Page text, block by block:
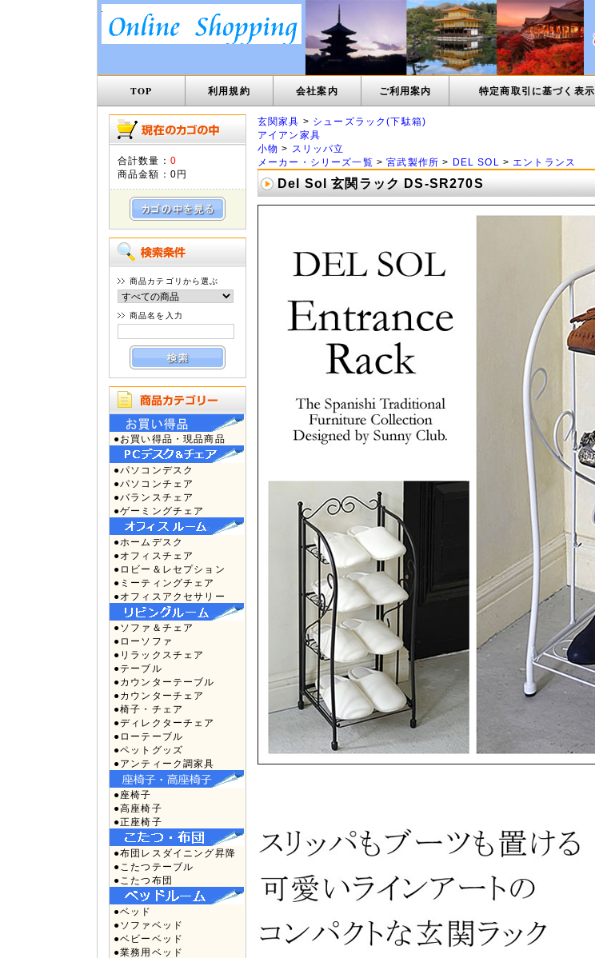
TOP 利用規約 会社案内 ご利用案内 特定商取引に基づく表示
合計数量： 0
商品金額： 0円
商品カテゴリから選ぶ
商品名を入力
●お買い得品・現品商品
●パソコンデスク
●パソコンチェア
●バランスチェア
●ゲーミングチェア
●ホームデスク
●オフィスチェア
●ロビー＆レセプション
●ミーティングチェア
●オフィスアクセサリー
●ソファ＆チェア
●ローソファ
●リラックスチェア
●テーブル
●カウンターテーブル
●カウンターチェア
●椅子・チェア
●ディレクターチェア
●ローテーブル
●ペットグッズ
●アンティーク調家具
●座椅子
●高座椅子
●正座椅子
●布団レスダイニング昇降
●こたつテーブル
●こたつ布団
●ベッド
●ソファベッド
●ベビーベッド
●業務用ベッド
玄関家具 > シューズラック(下駄箱)
アイアン家具
小物 >
スリッパ立
メーカー・シリーズ一覧 >宮武製作所 > DEL SOL > エントランス
Del Sol 玄関ラック DS-SR270S